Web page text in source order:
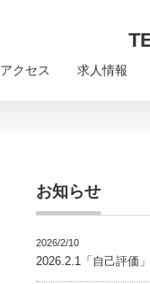
アクセス 求人情報
お知らせ
2026/2/10
2026.2.1「自己評価